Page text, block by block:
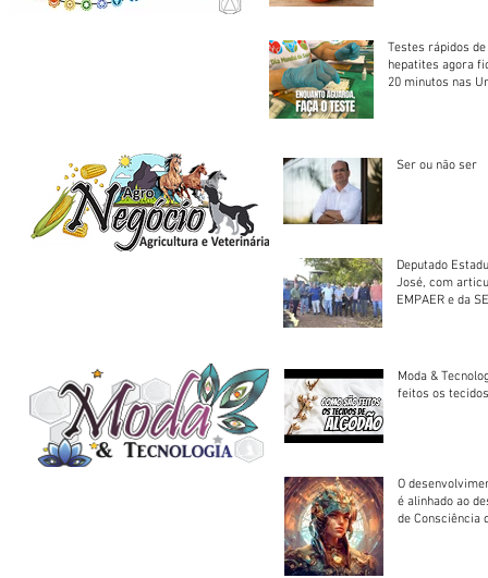
Testes rápidos
hepatites agora
20 minutos nas
Ser ou não ser
Deputado
José, com
EMPAER e da
Moda &
feitos os
O
é alinhado ao
de Consciência